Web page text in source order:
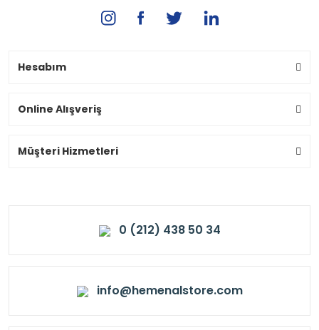
Hesabım
Online Alışveriş
Müşteri Hizmetleri
0 (212) 438 50 34
info@hemenalstore.com